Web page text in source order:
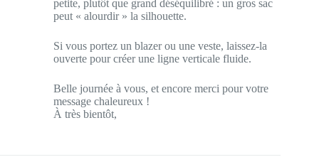
petite, plutôt que grand déséquilibré : un gros sac
peut « alourdir » la silhouette.
Si vous portez un blazer ou une veste, laissez-la
ouverte pour créer une ligne verticale fluide.
Belle journée à vous, et encore merci pour votre
message chaleureux !
À très bientôt,